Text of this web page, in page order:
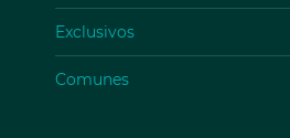
Exclusivos
Comunes